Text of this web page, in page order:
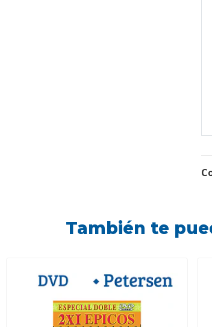
También te